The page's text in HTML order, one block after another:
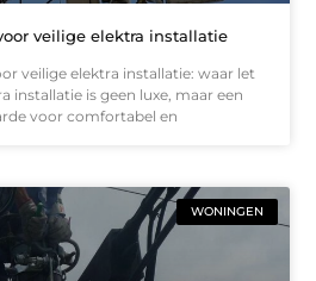
veilige elektra installatie
veilige elektra installatie: waar let
installatie is geen luxe, maar een
voor comfortabel en
WONINGEN